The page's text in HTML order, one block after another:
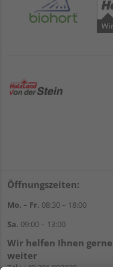
Öffnungszeiten:
Mo. – Fr. 08:30 – 18:00
Sa. 09:00 – 13:00
Wir helfen Ihnen gerne
weiter
Tel.:+49 201 898020